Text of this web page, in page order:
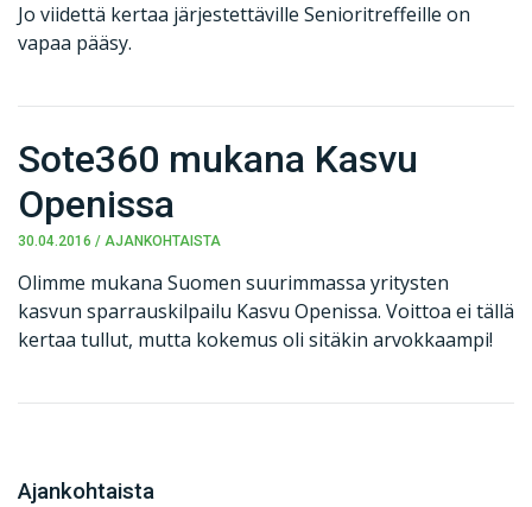
Jo viidettä kertaa järjestettäville Senioritreffeille on
vapaa pääsy.
Sote360 mukana Kasvu
Openissa
30.04.2016 / AJANKOHTAISTA
Olimme mukana Suomen suurimmassa yritysten
kasvun sparrauskilpailu Kasvu Openissa. Voittoa ei tällä
kertaa tullut, mutta kokemus oli sitäkin arvokkaampi!
Ajankohtaista